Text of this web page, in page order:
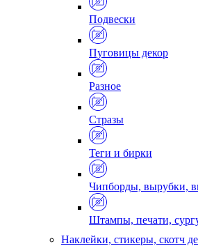
Подвески
Пуговицы декор
Разное
Стразы
Теги и бирки
Чипборды, вырубки,
Штампы, печати,
Наклейки, стикеры, скотч